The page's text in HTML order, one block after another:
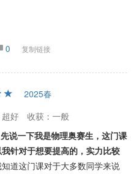
0 复制链接
2025春
好
收获：一般
先说一下我是物理奥赛生，这门课
针对于想要提高的，实力比较
道这门课对于大多数同学来说